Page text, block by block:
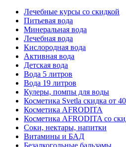
Лечебные курсы со скидкой
Питьевая вода
Минеральная вода
Лечебная вода
Кислородная вода
Активная вода
Детская вода
Вода 5 литров
Вода 19 литров
Кулеры, помпы для воды
Косметика Svetla скидка от
Косметика AFRODITA
Косметика AFRODITA со
Соки, нектары, напитки
Витамины и БАД
Безалкогольные бальзамы